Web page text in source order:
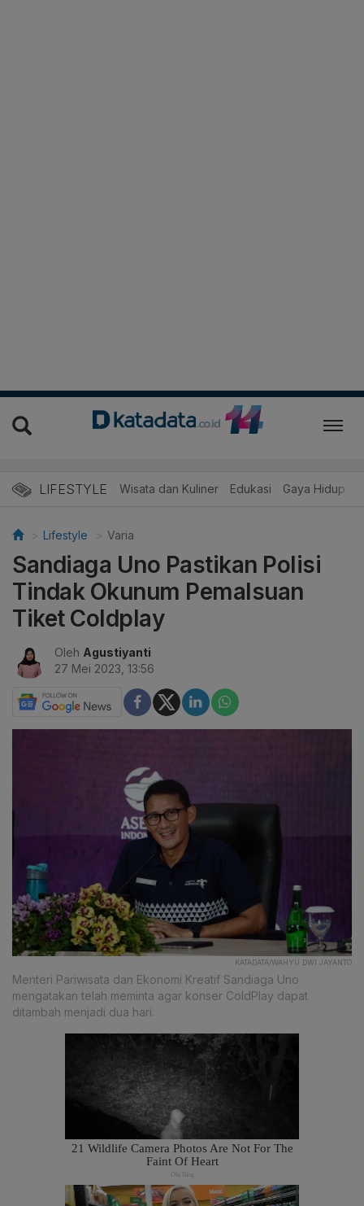
LIFESTYLE Wisata dan Kuliner Edukasi Gaya Hidup
Lifestyle Varia
Sandiaga Uno Pastikan Polisi
Tindak Okunum Pemalsuan
Tiket Coldplay
Oleh Agustiyanti
27 Mei 2023, 13:56
KATADATA/WAHYU DWI JAYANTO
Menteri Pariwisata dan Ekonomi Kreatif Sandiaga Uno
mengatakan telah meminta agar konser ColdPlay dapat
ditambah menjadi dua hari.